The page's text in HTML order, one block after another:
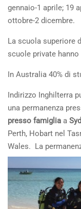
gennaio-1 aprile; 19
ottobre-2 dicembre.
La scuola superiore
scuole private
In Australia 40% di
Indirizzo Inghilterra
una permanenza
presso famiglia a
Perth, Hobart nel
Wales. La